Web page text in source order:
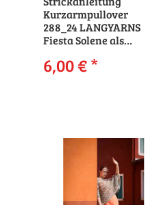
Kurzarmpullover
288_24 LANGYARNS
Fiesta Solene als
6,00 €*